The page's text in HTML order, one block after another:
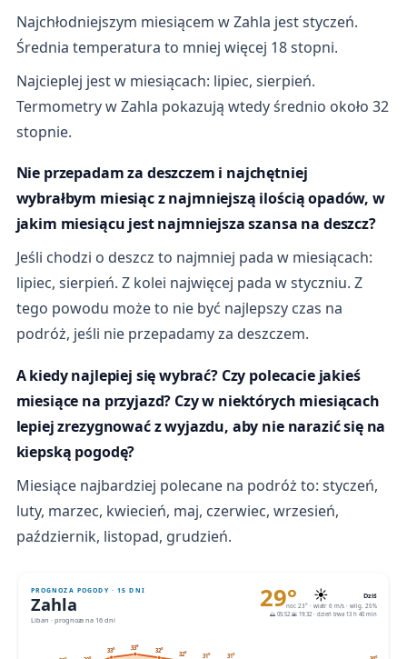
Najchłodniejszym miesiącem w Zahla jest styczeń.
Średnia temperatura to mniej więcej 18 stopni.
Najcieplej jest w miesiącach: lipiec, sierpień.
Termometry w Zahla pokazują wtedy średnio około 32
stopnie.
Nie przepadam za deszczem i najchętniej
wybrałbym miesiąc z najmniejszą ilością opadów, w
jakim miesiącu jest najmniejsza szansa na deszcz?
Jeśli chodzi o deszcz to najmniej pada w miesiącach:
lipiec, sierpień. Z kolei najwięcej pada w styczniu. Z
tego powodu może to nie być najlepszy czas na
podróż, jeśli nie przepadamy za deszczem.
A kiedy najlepiej się wybrać? Czy polecacie jakieś
miesiące na przyjazd? Czy w niektórych miesiącach
lepiej zrezygnować z wyjazdu, aby nie narazić się na
kiepską pogodę?
Miesiące najbardziej polecane na podróż to: styczeń,
luty, marzec, kwiecień, maj, czerwiec, wrzesień,
październik, listopad, grudzień.